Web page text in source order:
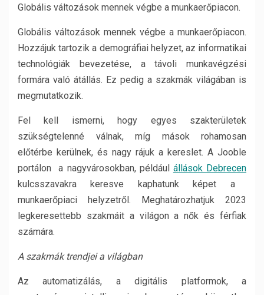
Globális változások mennek végbe a munkaerőpiacon.
Globális változások mennek végbe a munkaerőpiacon.
Hozzájuk tartozik a demográfiai helyzet, az informatikai
technológiák bevezetése, a távoli munkavégzési
formára való átállás. Ez pedig a szakmák világában is
megmutatkozik.
Fel kell ismerni, hogy egyes szakterületek
szükségtelenné válnak, míg mások rohamosan
előtérbe kerülnek, és nagy rájuk a kereslet. A Jooble
portálon a nagyvárosokban, például állások Debrecen
kulcsszavakra keresve kaphatunk képet a
munkaerőpiaci helyzetről. Meghatározhatjuk 2023
legkeresettebb szakmáit a világon a nők és férfiak
számára.
A szakmák trendjei a világban
Az automatizálás, a digitális platformok, a